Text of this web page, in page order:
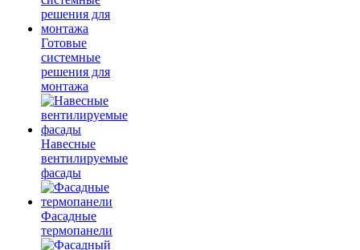
Готовые
системные
решения для
монтажа
Навесные
вентилируемые
фасады
Фасадные
термопанели